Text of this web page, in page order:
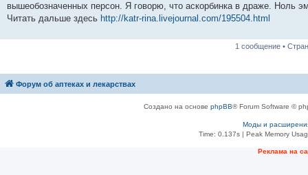
вышеобозначенных персон. Я говорю, что аскорбинка в драже. Ноль
Читать дальше здесь http://katr-rina.livejournal.com/195504.html
1 сообщение •
Форум об аптеках и лекарствах
Создано на основе phpBB® Forum Software ©
Моды и
Time: 0.137s| Peak Memory
Рeклама на